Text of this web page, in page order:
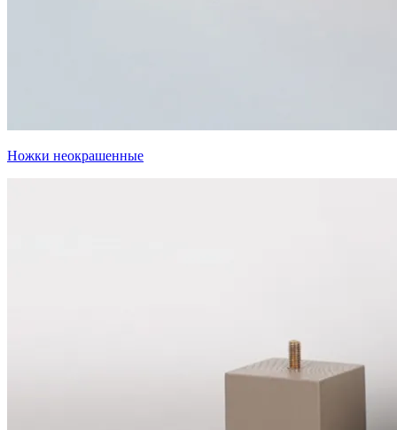
Ножки неокрашенные